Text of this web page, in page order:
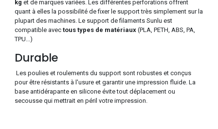
kg et de marques variées. Les différentes perforations offrent
quant à elles la possibilité de fixer le support très simplement sur la
plupart des machines. Le support de filaments Sunlu est
compatible avec tous types de matériaux (PLA, PETH, ABS, PA,
TPU...)
Durable
Les poulies et roulements du support sont robustes et conçus
pour être résistants à l'usure et garantir une impression fluide. La
base antidérapante en silicone évite tout déplacement ou
secousse qui mettrait en péril votre impression.